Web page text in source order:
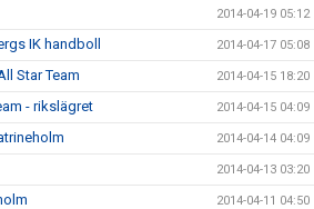
2014-04-19 05:12
IK handboll 2014-04-17 05:08
Star Team 2014-04-15 18:20
- rikslägret 2014-04-15 04:09
2014-04-14 04:09
2014-04-13 03:20
2014-04-11 04:50